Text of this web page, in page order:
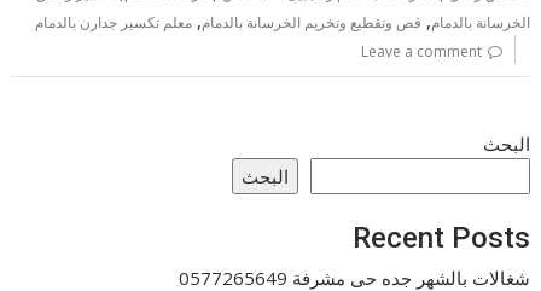
الخرسانة بالدمام, قص وتقطيع وتخريم الخرسانة بالدمام,معلم تكسير جدارن بالدمام
Leave a comment
البحث
البحث
Recent Posts
شغالات بالشهر جده حى مشرفة 0577265649